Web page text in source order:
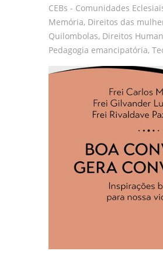
CEBs - Comunidades
Memória, Direitos das
Quilombolas, Direitos
Pedagogia emancipatória,